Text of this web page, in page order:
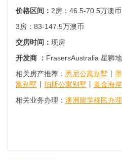
价格区间： 2房：46.5-70.5万澳币
3房：83-147.5万澳币
交房时间： 现房
开发商 ： FrasersAustralia 星狮
相关房产推荐： 悉尼公寓别墅
寓别墅
珀斯公寓别墅
黄金海
相关业务办理： 澳洲留学移民办理